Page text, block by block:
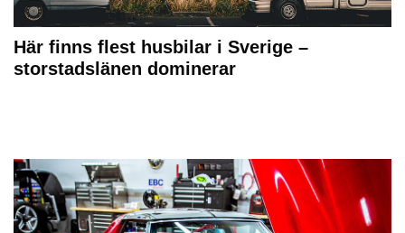
Här finns flest husbilar i Sverige –
storstadslänen dominerar